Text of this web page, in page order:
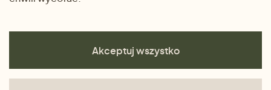
Akceptuj wszystko